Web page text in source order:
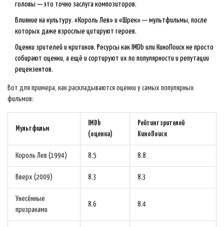
головы — это точно заслуга композиторов.
Влияние на культуру. «Король Лев» и «Шрек» — мультфильмы, после
которых даже взрослые цитируют героев.
Оценки зрителей и критиков. Ресурсы как IMDb или КиноПоиск не просто
собирают оценки, а ещё и сортируют их по популярности и репутации
рецензентов.
Вот для примера, как раскладываются оценки у самых популярных
фильмов:
Мультфильм
IMDb
(оценка)
Рейтинг зрителей
КиноПоиск
Король Лев (1994) 8.5 8.8
Вверх (2009) 8.3 8.3
Унесённые
призраками
8.6 8.4